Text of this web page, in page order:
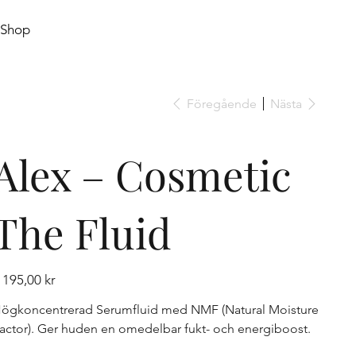
Shop
Föregående Nästa
– Cosmetic
Fluid
195,00 kr
Serumfluid med NMF (Natural Moisture
Ger huden en omedelbar fukt- och energiboost.